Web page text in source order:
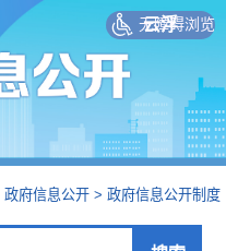
云浮
无障碍浏览
政府信息公开 > 政府信息公开制度